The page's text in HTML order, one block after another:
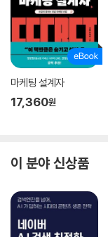
마케팅 설계자
17,360원
이 분야 신상품